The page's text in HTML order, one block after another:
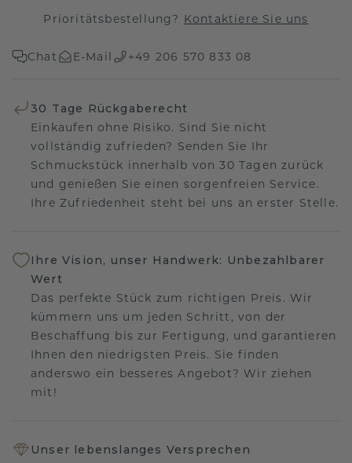
Prioritätsbestellung? Kontaktiere Sie uns
Chat E-Mail +49 206 570 833 08
30 Tage Rückgaberecht
Einkaufen ohne Risiko. Sind Sie nicht
vollständig zufrieden? Senden Sie Ihr
Schmuckstück innerhalb von 30 Tagen zurück
und genießen Sie einen sorgenfreien Service.
Ihre Zufriedenheit steht bei uns an erster Stelle.
Ihre Vision, unser Handwerk: Unbezahlbarer
Wert
Das perfekte Stück zum richtigen Preis. Wir
kümmern uns um jeden Schritt, von der
Beschaffung bis zur Fertigung, und garantieren
Ihnen den niedrigsten Preis. Sie finden
anderswo ein besseres Angebot? Wir ziehen
mit!
Unser lebenslanges Versprechen